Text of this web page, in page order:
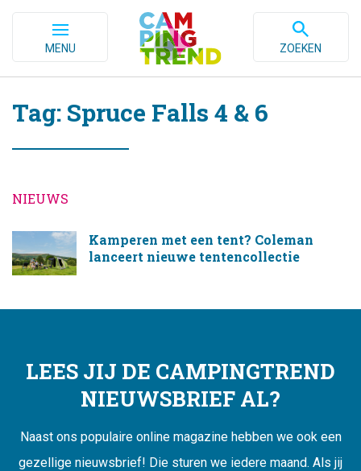
MENU ZOEKEN
Tag: Spruce Falls 4 & 6
NIEUWS
Kamperen met een tent? Coleman
lanceert nieuwe tentencollectie
LEES JIJ DE CAMPINGTREND
NIEUWSBRIEF AL?
Naast ons populaire online magazine hebben we ook een
gezellige nieuwsbrief! Die sturen we iedere maand. Als jij